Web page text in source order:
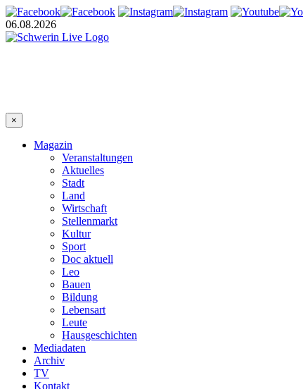
06.08.2026
×
Magazin
Veranstaltungen
Aktuelles
Stadt
Land
Wirtschaft
Stellenmarkt
Kultur
Sport
Doc aktuell
Leo
Bauen
Bildung
Lebensart
Leute
Hausgeschichten
Mediadaten
Archiv
TV
Kontakt